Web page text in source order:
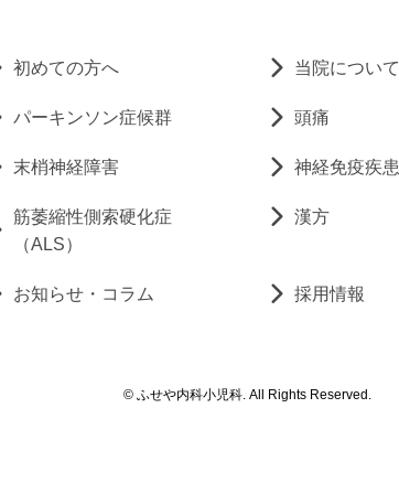
初めての方へ 当院について
パーキンソン症候群 頭痛
末梢神経障害 神経免疫疾患
筋萎縮性側索硬化症
（ALS）
漢方
お知らせ・コラム 採用情報
© ふせや内科小児科. All Rights Reserved.